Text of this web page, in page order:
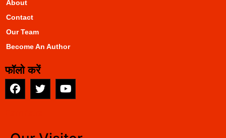
About
Contact
Our Team
Become An Author
फॉलो करें